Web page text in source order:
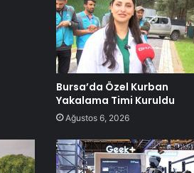
Bursa’da Özel Kurban
Yakalama Timi Kuruldu
Ağustos 6, 2026